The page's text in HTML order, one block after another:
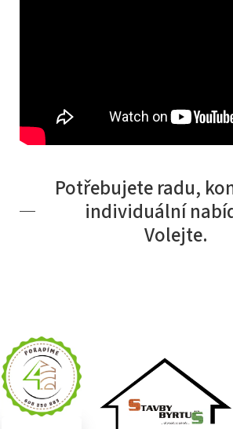
Potřebujete radu,
individuální
Volejte.